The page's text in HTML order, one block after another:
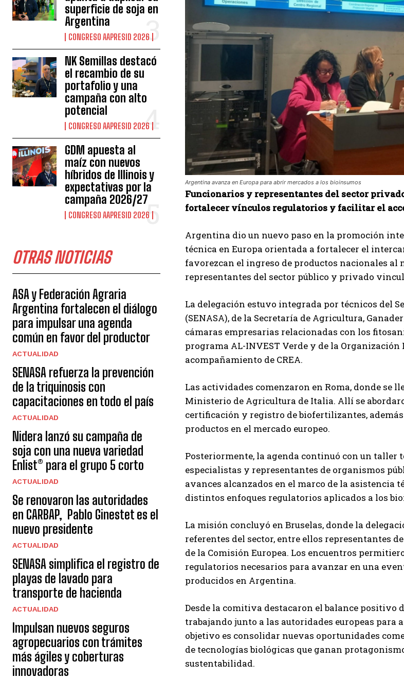
Suscribite al Newsletter
QUIERO SUSCRIBIRME
Leí y acepto la Política de Privacidad
superficie de soja en
Argentina
CONGRESO AAPRESID 2026
NK Semillas destacó
el recambio de su
portafolio y una
campaña con alto
potencial
CONGRESO AAPRESID 2026
GDM apuesta al
maíz con nuevos
híbridos de Illinois y
expectativas por la
campaña 2026/27
CONGRESO AAPRESID 2026
OTRAS NOTICIAS
ASA y Federación Agraria
Argentina fortalecen el diálogo
para impulsar una agenda
común en favor del productor
ACTUALIDAD
SENASA refuerza la prevención
de la triquinosis con
capacitaciones en todo el país
ACTUALIDAD
Nidera lanzó su campaña de
soja con una nueva variedad
Enlist® para el grupo 5 corto
ACTUALIDAD
Se renovaron las autoridades
en CARBAP, Pablo Ginestet es el
nuevo presidente
ACTUALIDAD
SENASA simplifica el registro de
playas de lavado para
transporte de hacienda
ACTUALIDAD
Impulsan nuevos seguros
agropecuarios con trámites
más ágiles y coberturas
innovadoras
Argentina avanza en Europa para abrir mercados a los bioinsumos
Funcionarios y representantes del sector
fortalecer vínculos regulatorios y facilitar el
Argentina dio un nuevo paso en la promoción
técnica en Europa orientada a fortalecer el
favorezcan el ingreso de productos nacionales al
representantes del sector público y privado
La delegación estuvo integrada por técnicos del
(SENASA), de la Secretaría de Agricultura,
cámaras empresarias relacionadas con los
programa AL-INVEST Verde y de la
acompañamiento de CREA.
Las actividades comenzaron en Roma, donde se
Ministerio de Agricultura de Italia. Allí se
certificación y registro de biofertilizantes,
productos en el mercado europeo.
Posteriormente, la agenda continuó con un
especialistas y representantes de organismos
avances alcanzados en el marco de la asistencia
distintos enfoques regulatorios aplicados a los
La misión concluyó en Bruselas, donde la
referentes del sector, entre ellos representantes
de la Comisión Europea. Los encuentros
regulatorios necesarios para avanzar en una
producidos en Argentina.
Desde la comitiva destacaron el balance positivo
trabajando junto a las autoridades europeas
objetivo es consolidar nuevas oportunidades
de tecnologías biológicas que ganan
sustentabilidad.